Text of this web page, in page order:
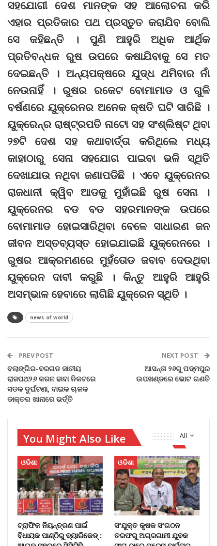
ସହଯୋଗୀ ଦେଶ ମାନଙ୍କ ସହ ଆଲୋଚନା କରି
ଏହାର ପ୍ରତିକାର ପଥ ପ୍ରସ୍ତୁତ କରାଯିବ ବୋଲି
ସେ କହିଛନ୍ତି । ପୁଣି ଆହୁରି ଅଧିକ ଆର୍ଥିକ
ପ୍ରତିବନ୍ଧକ ରୁଷ ଉପରେ କଷାଯିବାକୁ ସେ ମତ
ଦେଇଛନ୍ତି । ଅନ୍ୟପକ୍ଷରେ ଯୁଦ୍ଧ ଥମିବାର ନାଁ
ନେଉନାହିଁ । ରୁଷର ରକେଟ ବୋମାମାଡ ଓ ଗୁଳି
ବର୍ଷଣରେ ୟୁକ୍ରେନର ଅନେକ କ୍ଷତି ଘଟି ସାରିଛି ।
ୟୁକ୍ରେନ୍‌ର ରାଷ୍ଟ୍ରପତି ନାଟୋ ସହ ସଂଶ୍ଲିଷ୍ଟ ଥିବା
୨୭ଟି ଦେଶ ସହ କଥାବାର୍ତ୍ତା କରିଥିଲେ ମଧ୍ୟ
କାହାଠାରୁ ସେନା ସହଯୋଗ ପାଇବା ଭଳି ସ୍ଥିତି
ଦେଖାଯାଉ ନଥିବା ଜଣାପଡିଛି । ଏବେ ୟୁକ୍ରେନର
ରାଜଧାନୀ କ୍ୱିବ ଆଡକୁ ମୁହାଁଇଛି ରୁଷ ସେନା ।
ୟୁକ୍ରେନର ବଡ ବଡ ସହରମାନଙ୍କ ଉପରେ
ବୋମାମାଡ ହୋଇସାରିଥିବା ବେଳେ ସାଧାରଣ ଜନ
ଜୀବନ ଅସ୍ତବ୍ୟସ୍ତ ହୋଇଯାଇଛି ୟୁକ୍ରେନରେ ।
ରୁଷର ଆକ୍ରମଣରେ ମୁହଁତୋଡ ଜବାବ ଦେଉଥିବା
ୟୁକ୍ରେନ ଦାବୀ କରୁଛି । କିନ୍ତୁ ଆହୁରି ଆହୁରି
ଅସମ୍ଭାଳ ହେବାରେ ଲାଗିଛି ୟୁକ୍ରେନ ସ୍ଥିତି ।
news of world
PREV POST
ବଲାଙ୍ଗିର-ବରଗଡ ଜାତୀୟ
ରାଜପଥ୨୬ କରନ ଢାବା ନିକଟରେ
ସଡକ ଦୁର୍ଘଟଣା, ବାଇକ ଚାଳକ
ଡାକ୍ତର ଖାନାରେ ଭର୍ତ୍ତି
NEXT POST
ଆସନ୍ତା ୨୬ରୁ ପଦ୍ମପୁର
ଉପଖଣ୍ଡରେ ଭୋଟ ଗଣତି
All
You Might Also Like
ଓଡିଶା
ଟ୍ରାଫିକ ନିୟନ୍ତ୍ରଣ ପାଇଁ
ବିଧାୟକ ପାଣ୍ଠିରୁ ବ୍ୟାରିକେଡ୍‌ :
ଓଡିଶା
ସଂଯୁକ୍ତ କୃଷକ ସଂଗଠନ
ତରଫରୁ ଅଗ୍ରଗାମୀ ଯୁବକ